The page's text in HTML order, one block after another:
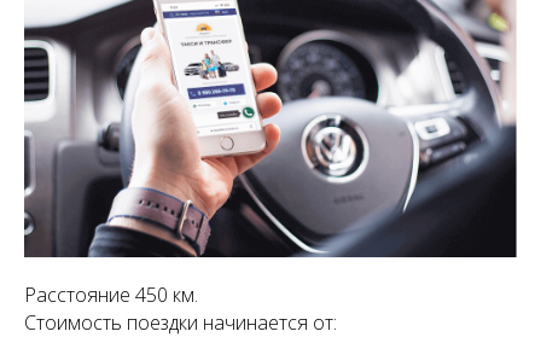
Расстояние 450 км.
Стоимость поездки начинается от: